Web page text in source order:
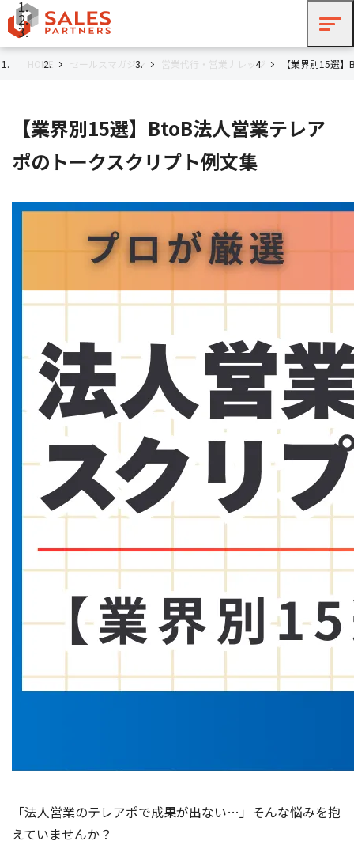
HOME セールスマガジン 営業代行・営業ナレッジ 【業界別15選
【業界別15選】BtoB法人営業テレア
ポのトークスクリプト例文集
「法人営業のテレアポで成果が出ない…」そんな悩みを抱
えていませんか？